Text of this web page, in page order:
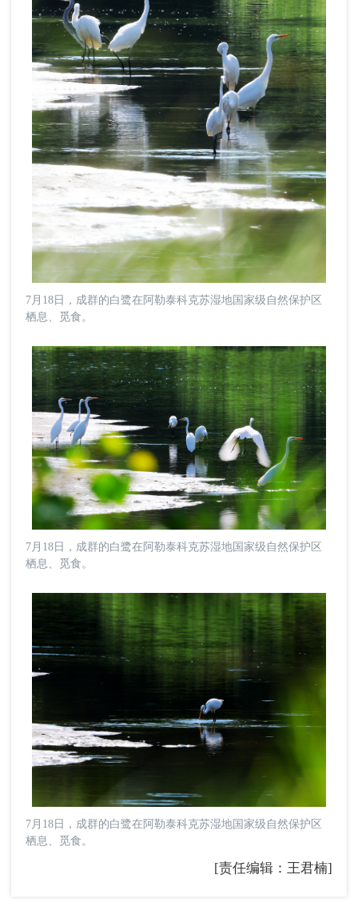
7月18日，成群的白鹭在阿勒泰科克苏湿地国家级自然保护区
栖息、觅食。
7月18日，成群的白鹭在阿勒泰科克苏湿地国家级自然保护区
栖息、觅食。
7月18日，成群的白鹭在阿勒泰科克苏湿地国家级自然保护区
栖息、觅食。
[责任编辑：王君楠]